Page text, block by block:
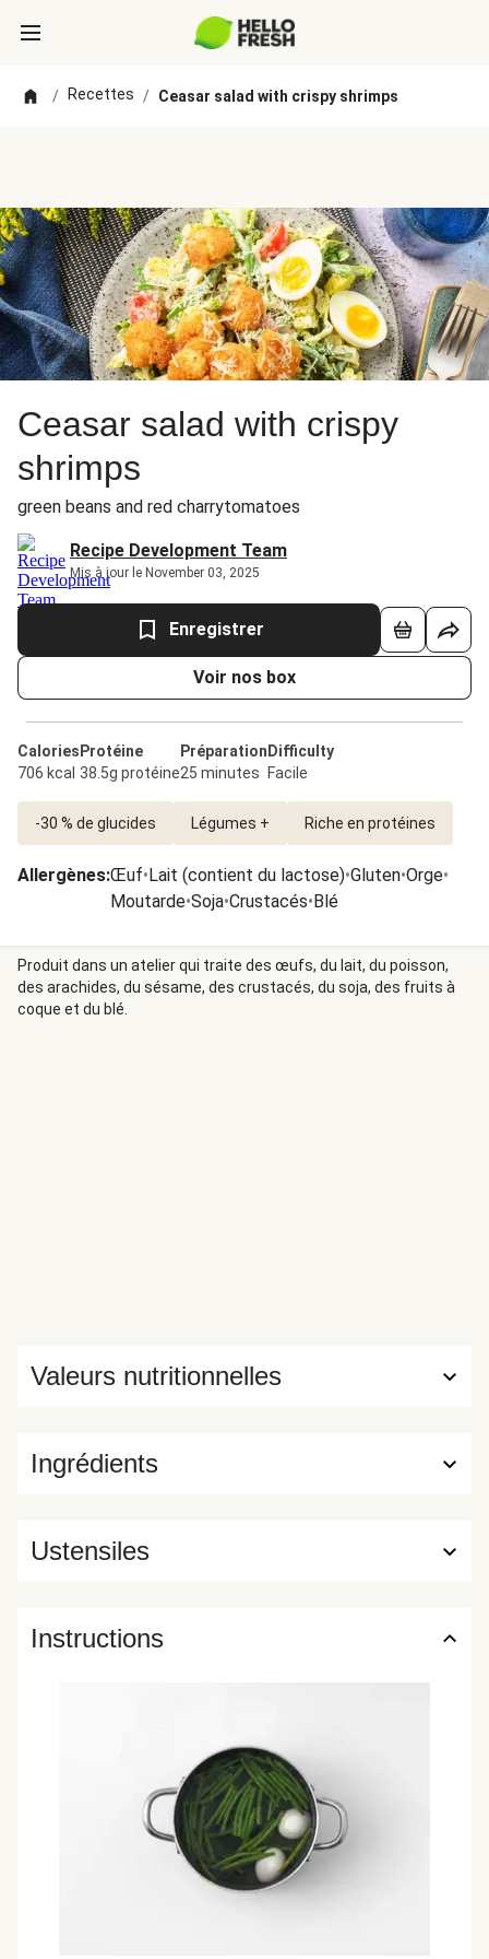
/ Recettes / Ceasar salad with crispy shrimps
Ceasar salad with crispy
shrimps
green beans and red charrytomatoes
Recipe Development Team
Mis à jour le November 03, 2025
Enregistrer
Voir nos box
Calories
706 kcal
Protéine
38.5g protéine
Préparation
25 minutes
Difficulty
Facile
-30 % de glucides Légumes + Riche en protéines
Allergènes:Œuf•Lait (contient du lactose)•Gluten•Orge•
Moutarde•Soja•Crustacés•Blé
Produit dans un atelier qui traite des œufs, du lait, du poisson,
des arachides, du sésame, des crustacés, du soja, des fruits à
coque et du blé.
Ingrédients
Valeurs nutritionnelles
Ustensiles
Instructions